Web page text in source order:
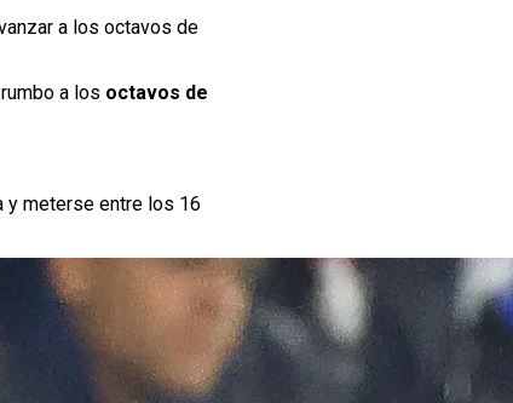
a los octavos de
a los octavos de
y meterse entre los 16